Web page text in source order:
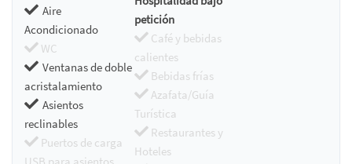
Aire
Acondicionado
WC
Ventanas de doble
acristalamiento
Asientos
reclinables
Puertos de carga
petición
Café y bebidas
calientes
Bebidas frías
Azafata/Guía
Turística
Restaurantes y
Hoteles